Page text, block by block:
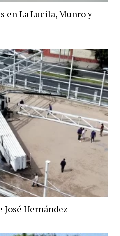
en La Lucila, Munro y
José Hernández